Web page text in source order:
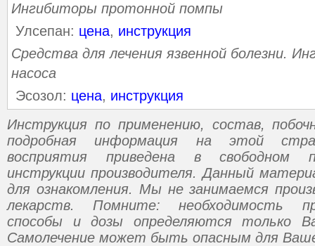
Ингибиторы протонной помпы
Улсепан: цена, инструкция
Средства для лечения язвенной болезни.
насоса
Эсозол: цена, инструкция
Инструкция по применению, состав,
подробная информация на этой
восприятия приведена в свободном
инструкции производителя. Данный
для ознакомления. Мы не занимаемся
лекарств. Помните: необходимость
способы и дозы определяются только
Самолечение может быть опасным для